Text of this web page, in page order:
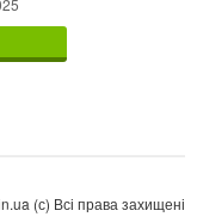
(с) Всі права захищені